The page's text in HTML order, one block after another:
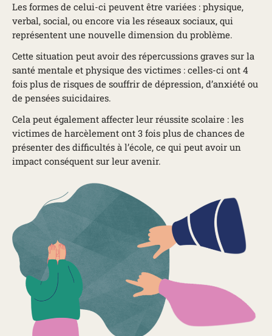
Les formes de celui-ci peuvent être variées : physique,
verbal, social, ou encore via les réseaux sociaux, qui
représentent une nouvelle dimension du problème.
Cette situation peut avoir des répercussions graves sur la
santé mentale et physique des victimes : celles-ci ont 4
fois plus de risques de souffrir de dépression, d’anxiété ou
de pensées suicidaires.
Cela peut également affecter leur réussite scolaire : les
victimes de harcèlement ont 3 fois plus de chances de
présenter des difficultés à l’école, ce qui peut avoir un
impact conséquent sur leur avenir.